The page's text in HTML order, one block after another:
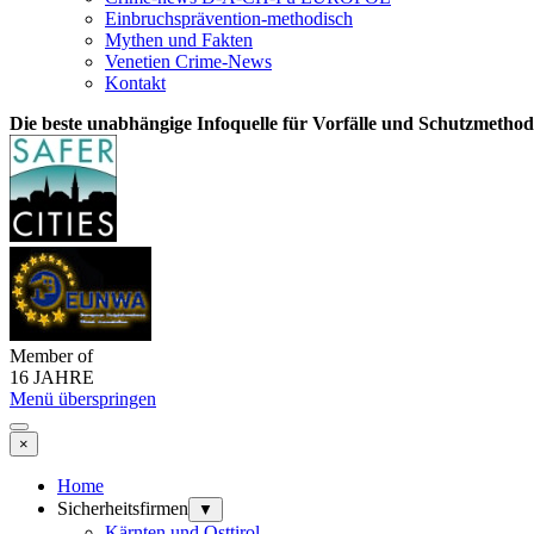
Einbruchsprävention-methodisch
Mythen und Fakten
Venetien Crime-News
Kontakt
Die beste unabhängige Infoquelle für Vorfälle und
Member of
16 JAHRE
Menü überspringen
×
Home
Sicherheitsfirmen
▼